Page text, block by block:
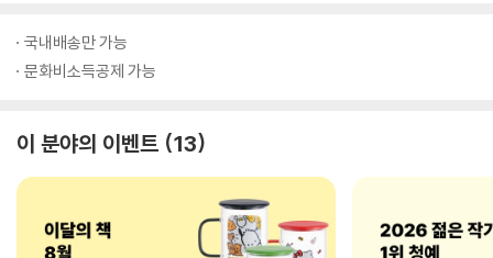
국내배송만 가능
문화비소득공제 가능
이 분야의 이벤트 13